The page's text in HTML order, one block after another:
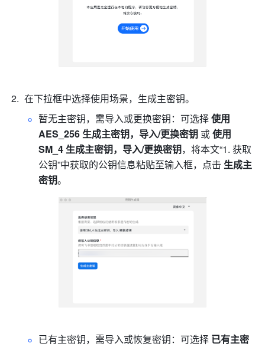
在下拉框中选择使用场景，生成主密钥。
暂无主密钥，需导入或更换密钥：可选择 使用
AES_256 生成主密钥，导入/更换密钥 或 使用
SM_4 生成主密钥，导入/更换密钥，将本文“1. 获取
公钥”中获取的公钥信息粘贴至输入框，点击 生成主
密钥。
已有主密钥，需导入或恢复密钥：可选择 已有主密